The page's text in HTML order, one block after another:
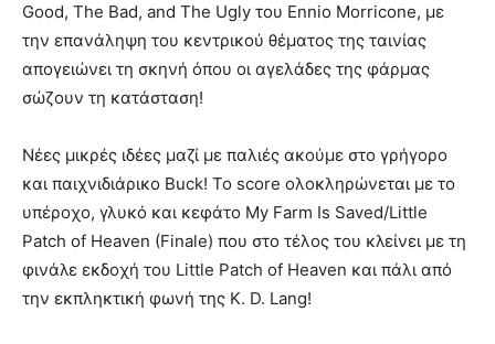
Good, The Bad, and The Ugly του Ennio Morricone, με
την επανάληψη του κεντρικού θέματος της ταινίας
απογειώνει τη σκηνή όπου οι αγελάδες της φάρμας
σώζουν τη κατάσταση!
Νέες μικρές ιδέες μαζί με παλιές ακούμε στο γρήγορο
και παιχνιδιάρικο Buck! Το score ολοκληρώνεται με το
υπέροχο, γλυκό και κεφάτο My Farm Is Saved/Little
Patch of Heaven (Finale) που στο τέλος του κλείνει με τη
φινάλε εκδοχή του Little Patch of Heaven και πάλι από
την εκπληκτική φωνή της K. D. Lang!